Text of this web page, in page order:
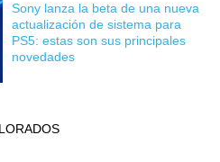
Sony lanza la beta de una nueva
actualización de sistema para
PS5: estas son sus principales
novedades